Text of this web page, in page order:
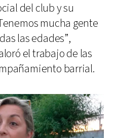
del club y su
mucha gente
las edades”,
el trabajo de las
barrial.